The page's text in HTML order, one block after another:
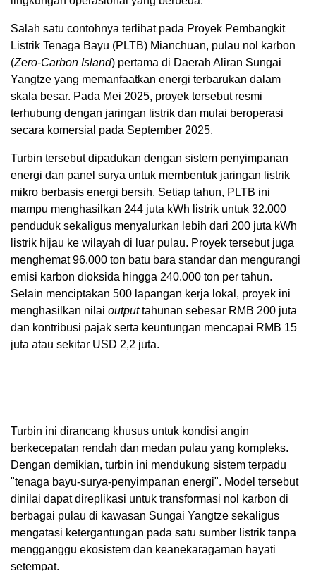
Salah satu contohnya terlihat pada Proyek Pembangkit
Listrik Tenaga Bayu (PLTB) Mianchuan, pulau nol karbon
(Zero-Carbon Island) pertama di Daerah Aliran Sungai
Yangtze yang memanfaatkan energi terbarukan dalam
skala besar. Pada Mei 2025, proyek tersebut resmi
terhubung dengan jaringan listrik dan mulai beroperasi
secara komersial pada September 2025.
Turbin tersebut dipadukan dengan sistem penyimpanan
energi dan panel surya untuk membentuk jaringan listrik
mikro berbasis energi bersih. Setiap tahun, PLTB ini
mampu menghasilkan 244 juta kWh listrik untuk 32.000
penduduk sekaligus menyalurkan lebih dari 200 juta kWh
listrik hijau ke wilayah di luar pulau. Proyek tersebut juga
menghemat 96.000 ton batu bara standar dan mengurangi
emisi karbon dioksida hingga 240.000 ton per tahun.
Selain menciptakan 500 lapangan kerja lokal, proyek ini
menghasilkan nilai outputtahunan sebesar RMB 200 juta
dan kontribusi pajak serta keuntungan mencapai RMB 15
juta atau sekitar USD 2,2 juta.
Turbin ini dirancang khusus untuk kondisi angin
berkecepatan rendah dan medan pulau yang kompleks.
Dengan demikian, turbin ini mendukung sistem terpadu
"tenaga bayu-surya-penyimpanan energi". Model tersebut
dinilai dapat direplikasi untuk transformasi nol karbon di
berbagai pulau di kawasan Sungai Yangtze sekaligus
mengatasi ketergantungan pada satu sumber listrik tanpa
mengganggu ekosistem dan keanekaragaman hayati
setempat.